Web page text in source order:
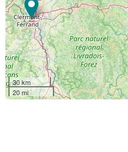
30 km
20 mi